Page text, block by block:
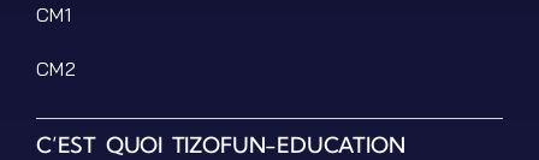
CM1
CM2
C’EST QUOI TIZOFUN-EDUCATION